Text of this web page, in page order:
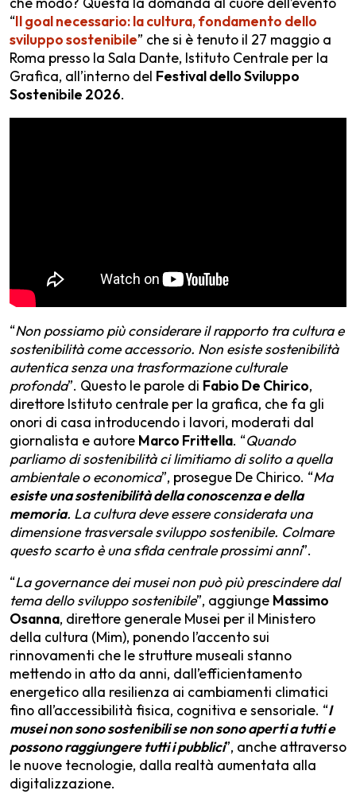
“Il goal necessario: la cultura, fondamento dello
sviluppo sostenibile” che si è tenuto il 27 maggio a
Roma presso la Sala Dante, Istituto Centrale per la
Grafica, all’interno del Festival dello Sviluppo
Sostenibile 2026.
“Non possiamo più considerare il rapporto tra cultura e
sostenibilità come accessorio. Non esiste sostenibilità
autentica senza una trasformazione culturale
profonda”. Questo le parole di Fabio De Chirico,
direttore Istituto centrale per la grafica, che fa gli
onori di casa introducendo i lavori, moderati dal
giornalista e autore Marco Frittella. “Quando
parliamo di sostenibilità ci limitiamo di solito a quella
ambientale o economica”, prosegue De Chirico. “Ma
esiste una sostenibilità della conoscenza e della
memoria. La cultura deve essere considerata una
dimensione trasversale sviluppo sostenibile. Colmare
questo scarto è una sfida centrale prossimi anni”.
“La governance dei musei non può più prescindere dal
tema dello sviluppo sostenibile”, aggiunge Massimo
Osanna, direttore generale Musei per il Ministero
della cultura (Mim), ponendo l’accento sui
rinnovamenti che le strutture museali stanno
mettendo in atto da anni, dall’efficientamento
energetico alla resilienza ai cambiamenti climatici
fino all’accessibilità fisica, cognitiva e sensoriale. “I
musei non sono sostenibili se non sono aperti a tutti e
possono raggiungere tutti i pubblici”, anche attraverso
le nuove tecnologie, dalla realtà aumentata alla
digitalizzazione.